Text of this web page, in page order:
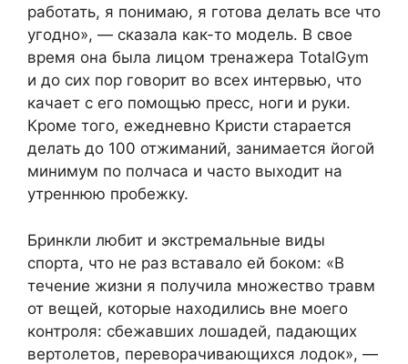
работать, я понимаю, я готова делать все что
угодно», — сказала как-то модель. В свое
время она была лицом тренажера TotalGym
и до сих пор говорит во всех интервью, что
качает с его помощью пресс, ноги и руки.
Кроме того, ежедневно Кристи старается
делать до 100 отжиманий, занимается йогой
минимум по полчаса и часто выходит на
утреннюю пробежку.
Бринкли любит и экстремальные виды
спорта, что не раз вставало ей боком: «В
течение жизни я получила множество травм
от вещей, которые находились вне моего
контроля: сбежавших лошадей, падающих
вертолетов, переворачивающихся лодок», —